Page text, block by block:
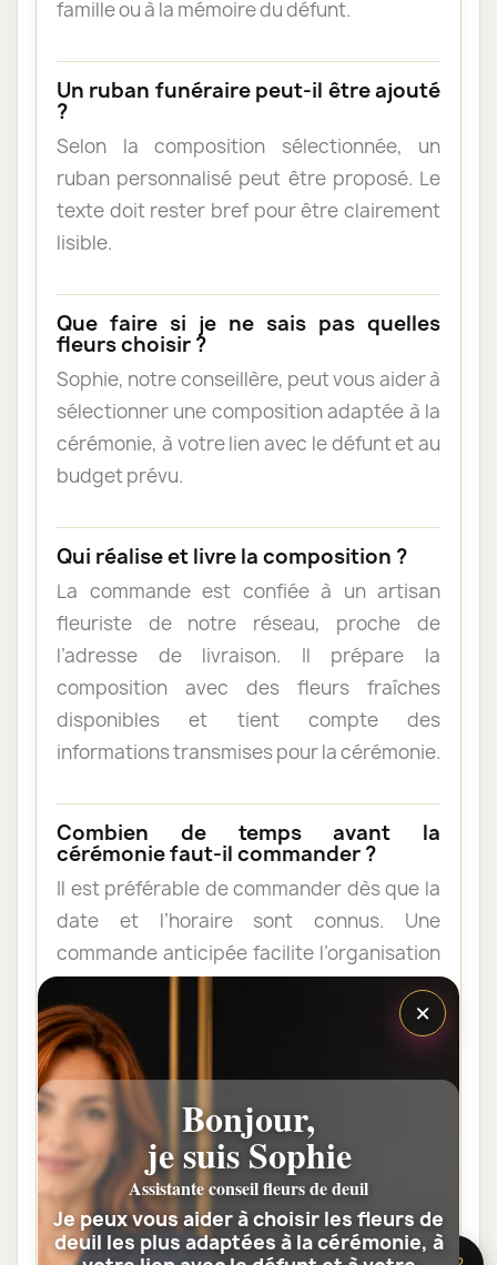
famille ou à la mémoire du défunt.
Un ruban funéraire peut-il être ajouté
?
Selon la composition sélectionnée, un
ruban personnalisé peut être proposé. Le
texte doit rester bref pour être clairement
lisible.
Que faire si je ne sais pas quelles
fleurs choisir ?
Sophie, notre conseillère, peut vous aider à
sélectionner une composition adaptée à la
cérémonie, à votre lien avec le défunt et au
budget prévu.
Qui réalise et livre la composition ?
La commande est confiée à un artisan
fleuriste de notre réseau, proche de
l’adresse de livraison. Il prépare la
composition avec des fleurs fraîches
disponibles et tient compte des
informations transmises pour la cérémonie.
Combien de temps avant la
cérémonie faut-il commander ?
Il est préférable de commander dès que la
date et l’horaire sont connus. Une
commande anticipée facilite l’organisation
et permet au fleuriste de vérifier les
contraintes du lieu de livraison.
Les fleurs peuvent-elles être livrées
au domicile de la famille ?
Oui. Une composition de condoléances
peut être livrée au domicile avant ou après
la cérémonie. Vérifiez simplement que
quelqu’un pourra réceptionner les fleurs.
×
Bonjour,
je suis Sophie
Assistante conseil fleurs de deuil
Je peux vous aider à choisir les fleurs de
deuil les plus adaptées à la cérémonie, à